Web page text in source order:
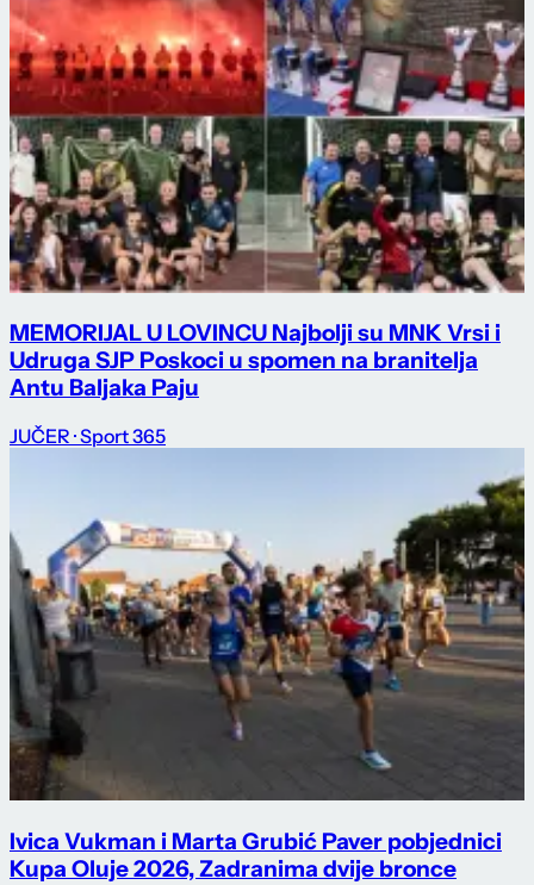
MEMORIJAL U LOVINCU Najbolji su MNK Vrsi i
Udruga SJP Poskoci u spomen na branitelja
Antu Baljaka Paju
JUČER · Sport 365
Ivica Vukman i Marta Grubić Paver pobjednici
Kupa Oluje 2026, Zadranima dvije bronce